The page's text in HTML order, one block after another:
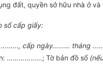
đất, quyền sở hữu nhà ở
sổ cấp giấy:
cấp ngày……… tháng
………………; Tờ bản đồ số